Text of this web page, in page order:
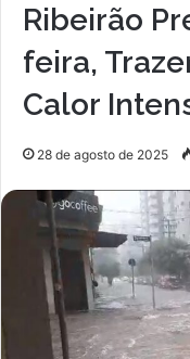
Ribeirão
feira,
Calor
28 de agosto de 2025